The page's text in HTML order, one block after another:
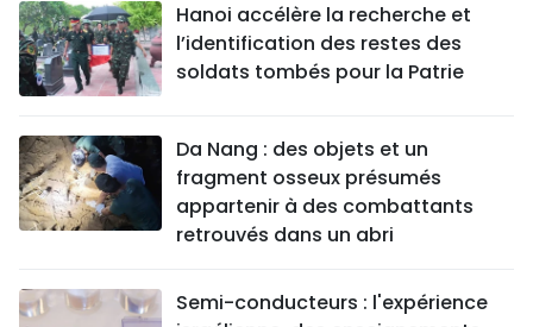
Hanoi accélère la recherche et
l’identification des restes des
soldats tombés pour la Patrie
Da Nang : des objets et un
fragment osseux présumés
appartenir à des combattants
retrouvés dans un abri
Semi-conducteurs : l'expérience